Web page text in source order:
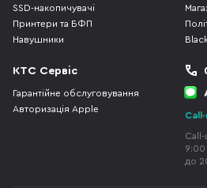
SSD-накопичувачі
Принтери та БФП
Навушники
КТС Сервіс
Гарантійне обслуговування
Авторизація Apple
9:00
до